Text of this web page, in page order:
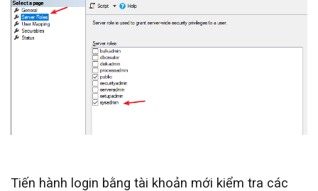
Tiến hành login bằng tài khoản mới kiểm tra các